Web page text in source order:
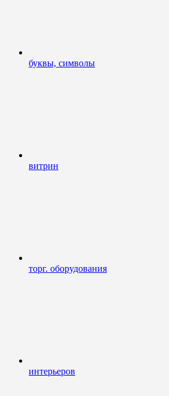
буквы, символы
витрин
торг. оборудования
интерьеров